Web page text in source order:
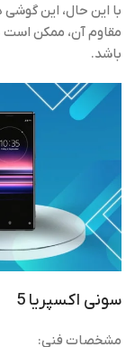
با این حال، این گوشی
مقاوم آن، ممکن
باشد.
سونی اکسپریا 5
مشخصات فنی: